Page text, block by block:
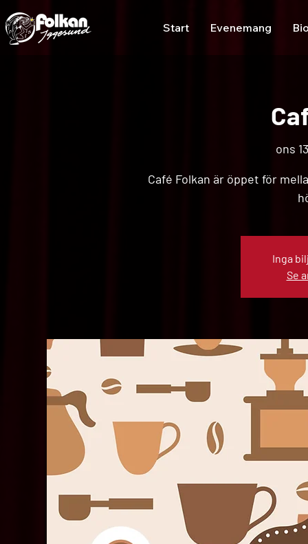
Start Evenemang
ons
Café Folkan är öppet för
Inga
Se